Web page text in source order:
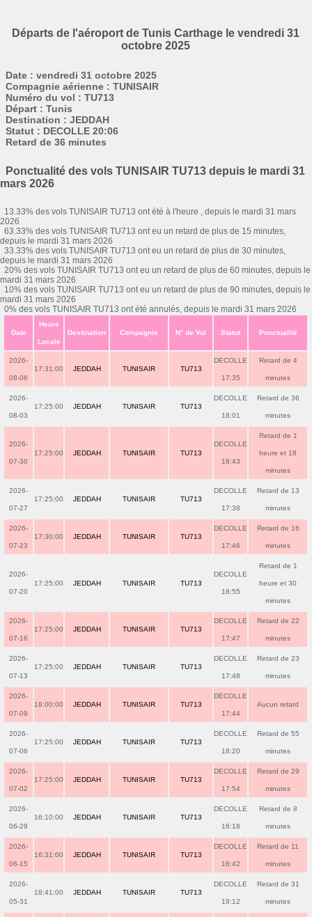
Départs de l'aéroport de Tunis Carthage le vendredi 31
octobre 2025
Date : vendredi 31 octobre 2025
Compagnie aérienne : TUNISAIR
Numéro du vol : TU713
Départ : Tunis
Destination : JEDDAH
Statut : DECOLLE 20:06
Retard de 36 minutes
Ponctualité des vols TUNISAIR TU713 depuis le mardi 31
mars 2026
13.33% des vols TUNISAIR TU713 ont été à l'heure , depuis le mardi 31 mars
2026
63.33% des vols TUNISAIR TU713 ont eu un retard de plus de 15 minutes,
depuis le mardi 31 mars 2026
33.33% des vols TUNISAIR TU713 ont eu un retard de plus de 30 minutes,
depuis le mardi 31 mars 2026
20% des vols TUNISAIR TU713 ont eu un retard de plus de 60 minutes, depuis le
mardi 31 mars 2026
10% des vols TUNISAIR TU713 ont eu un retard de plus de 90 minutes, depuis le
mardi 31 mars 2026
0% des vols TUNISAIR TU713 ont été annulés, depuis le mardi 31 mars 2026
Date
Heure
Locale
Destination Compagnie N° de Vol Statut Ponctualité
2026-
08-06
17:31:00 JEDDAH TUNISAIR TU713
DECOLLE
17:35
Retard de 4
minutes
2026-
08-03
17:25:00 JEDDAH TUNISAIR TU713
DECOLLE
18:01
Retard de 36
minutes
2026-
07-30
17:25:00 JEDDAH TUNISAIR TU713
DECOLLE
18:43
Retard de 1
heure et 18
minutes
2026-
07-27
17:25:00 JEDDAH TUNISAIR TU713
DECOLLE
17:38
Retard de 13
minutes
2026-
07-23
17:30:00 JEDDAH TUNISAIR TU713
DECOLLE
17:46
Retard de 16
minutes
2026-
07-20
17:25:00 JEDDAH TUNISAIR TU713
DECOLLE
18:55
Retard de 1
heure et 30
minutes
2026-
07-16
17:25:00 JEDDAH TUNISAIR TU713
DECOLLE
17:47
Retard de 22
minutes
2026-
07-13
17:25:00 JEDDAH TUNISAIR TU713
DECOLLE
17:48
Retard de 23
minutes
2026-
07-09
18:00:00 JEDDAH TUNISAIR TU713
DECOLLE
17:44
Aucun retard
2026-
07-06
17:25:00 JEDDAH TUNISAIR TU713
DECOLLE
18:20
Retard de 55
minutes
2026-
07-02
17:25:00 JEDDAH TUNISAIR TU713
DECOLLE
17:54
Retard de 29
minutes
2026-
06-29
16:10:00 JEDDAH TUNISAIR TU713
DECOLLE
16:18
Retard de 8
minutes
2026-
06-15
16:31:00 JEDDAH TUNISAIR TU713
DECOLLE
16:42
Retard de 11
minutes
2026-
05-31
18:41:00 JEDDAH TUNISAIR TU713
DECOLLE
19:12
Retard de 31
minutes